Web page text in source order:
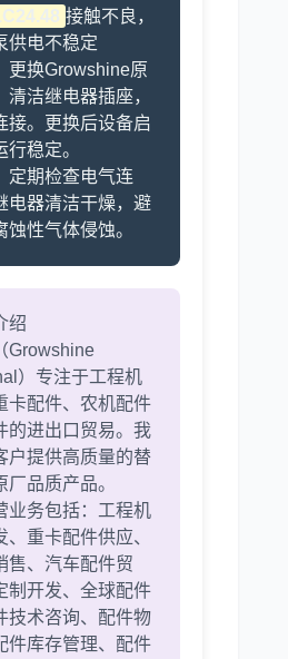
接触不良，
供电不稳定
更换Growshine原
清洁继电器插座，
接。更换后设备启
稳定。
定期检查电气连
电器清洁干燥，避
蚀性气体侵蚀。
绍
Growshine
）专注于工程机
卡配件、农机配件
的进出口贸易。我
户提供高质量的替
品质产品。
业务包括：工程机
、重卡配件供应、
售、汽车配件贸
制开发、全球配件
技术咨询、配件物
件库存管理、配件